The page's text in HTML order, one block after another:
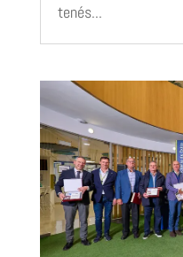
tenés...